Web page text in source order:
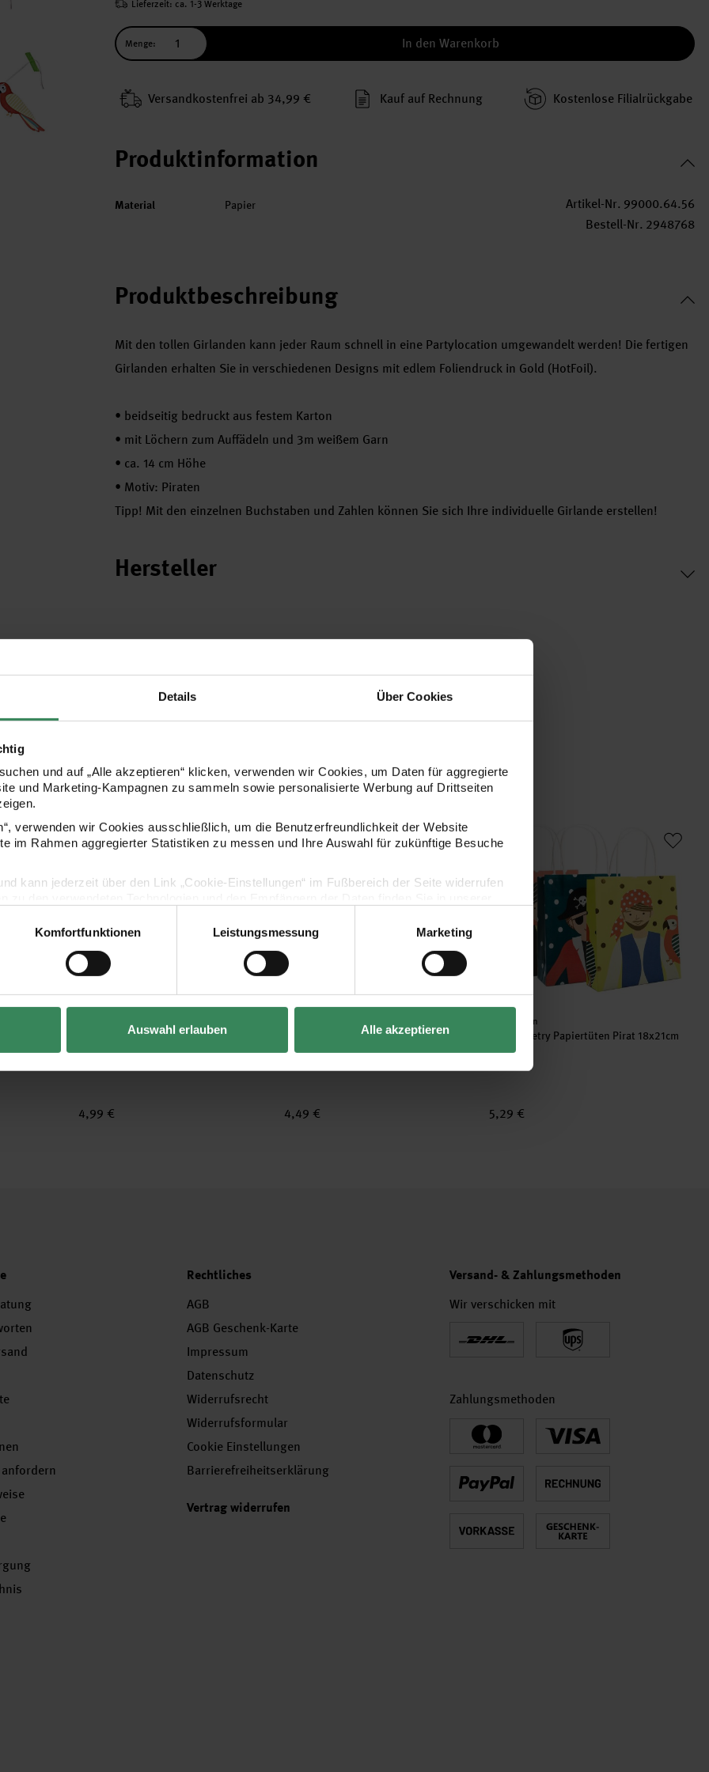
Details Über Cookies
und auf „Alle akzeptieren“ klicken, verwenden wir Cookies, um Daten für aggregierte
und Marketing-Kampagnen zu sammeln sowie personalisierte Werbung auf Drittseiten
verwenden wir Cookies ausschließlich, um die Benutzerfreundlichkeit der Website
im Rahmen aggregierter Statistiken zu messen und Ihre Auswahl für zukünftige Besuche
kann jederzeit über den Link „Cookie-Einstellungen“ im Fußbereich der Seite widerrufen
Vertrag widerrufen
Komfortfunktionen Leistungsmessung Marketing
Auswahl erlauben Alle akzeptieren
Lieferzeit: ca. 1-3 Werktage
Menge: In den Warenkorb
Versand­kosten­frei ab 34,99 € Kauf auf Rechnung Kosten­lose Filial­rückgabe
Produktinformation
Material Papier Artikel-Nr. 99000.64.56
Bestell-Nr. 2948768
Produktbeschreibung
Mit den tollen Girlanden kann jeder Raum schnell in eine Partylocation umgewandelt werden! Die fertigen
Girlanden erhalten Sie in verschiedenen Designs mit edlem Foliendruck in Gold (HotFoil).
• beidseitig bedruckt aus festem Karton
• mit Löchern zum Auffädeln und 3m weißem Garn
• ca. 14 cm Höhe
• Motiv: Piraten
Tipp! Mit den einzelnen Buchstaben und Zahlen können Sie sich Ihre individuelle Girlande erstellen!
Hersteller
Kaufempfehlung
Pappteller Pirat 12 Stück
Hersteller:
Pappteller Pirat 12 Stück
4,99 €
Kerzen Piraten 5 Stück
Kerzen Piraten 5 Stück
4,49 €
Hersteller:
Rico Design
Paper Poetry Papiertüten Pirat 18x21cm
3 Stück
5,29 €
Rechtliches
AGB
AGB Geschenk-Karte
Impressum
Datenschutz
Widerrufsrecht
Widerrufsformular
Cookie Einstellungen
Barrierefreiheitserklärung
Vertrag widerrufen
Versand- & Zahlungsmethoden
Wir verschicken mit
Zahlungsmethoden